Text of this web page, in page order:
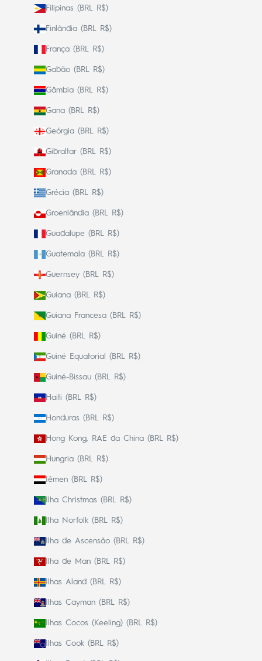
Filipinas (BRL R$)
Finlândia (BRL R$)
França (BRL R$)
Gabão (BRL R$)
Gâmbia (BRL R$)
Gana (BRL R$)
Geórgia (BRL R$)
Gibraltar (BRL R$)
Granada (BRL R$)
Grécia (BRL R$)
Groenlândia (BRL R$)
Guadalupe (BRL R$)
Guatemala (BRL R$)
Guernsey (BRL R$)
Guiana (BRL R$)
Guiana Francesa (BRL R$)
Guiné (BRL R$)
Guiné Equatorial (BRL R$)
Guiné-Bissau (BRL R$)
Haiti (BRL R$)
Honduras (BRL R$)
Hong Kong, RAE da China (BRL R$)
Hungria (BRL R$)
Iêmen (BRL R$)
Ilha Christmas (BRL R$)
Ilha Norfolk (BRL R$)
Ilha de Ascensão (BRL R$)
Ilha de Man (BRL R$)
Ilhas Aland (BRL R$)
Ilhas Cayman (BRL R$)
Ilhas Cocos (Keeling) (BRL R$)
Ilhas Cook (BRL R$)